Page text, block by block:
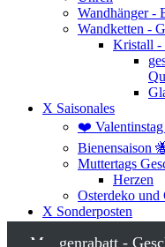
Wandhänger -
Wandketten -
Kristall -
X Saisonales
❤️ Valentinstag
Bienensaison
Muttertags
Herzen
Osterdeko und
X Sonderposten
Mengenrabatt -